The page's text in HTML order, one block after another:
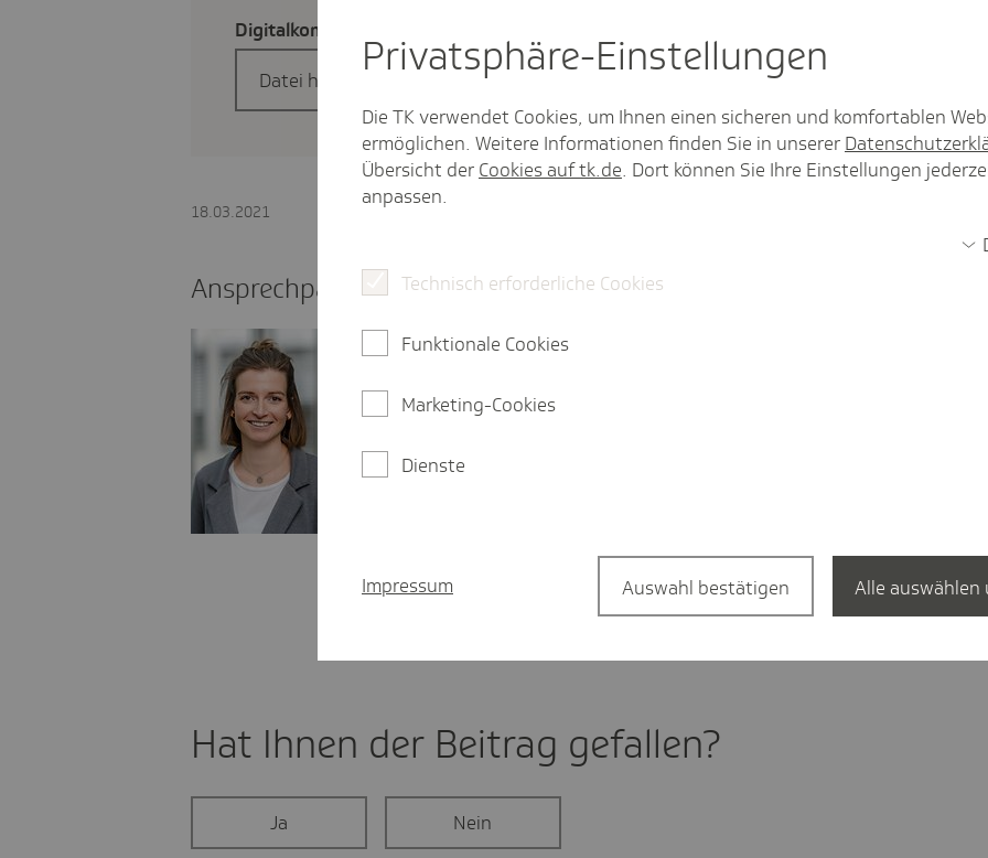
Digi­tal­kom­pe­tenz-Studie "Schalt mal ab, Deutsch­land!"
Datei herunterladen PDF, 968
kB
18.03.2021
Ansprechpartnerin Presse
Christiane Haun-Anderle
03 61 - 54 21-411
Hat Ihnen der Beitrag gefal­len?
Ja Nein
Privat­sphäre-Einstel­lungen
Die TK verwendet Cookies, um Ihnen einen sicheren und komfortablen
ermöglichen. Weitere Informationen finden Sie in unserer
Übersicht der Cookies auf tk.de. Dort können Sie Ihre Einstellungen
anpassen.
Technisch erforderliche Cookies
Funktionale Cookies
Marketing-Cookies
Dienste
Impressum Auswahl bestätigen Alle auswählen